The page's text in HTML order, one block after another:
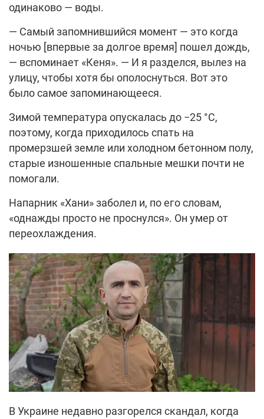
одинаково — воды.
— Самый запомнившийся момент — это когда
ночью [впервые за долгое время] пошел дождь,
— вспоминает «Кеня». — И я разделся, вылез на
улицу, чтобы хотя бы ополоснуться. Вот это
было самое запоминающееся.
Зимой температура опускалась до −25 °C,
поэтому, когда приходилось спать на
промерзшей земле или холодном бетонном полу,
старые изношенные спальные мешки почти не
помогали.
Напарник «Хани» заболел и, по его словам,
«однажды просто не проснулся». Он умер от
переохлаждения.
В Украине недавно разгорелся скандал, когда